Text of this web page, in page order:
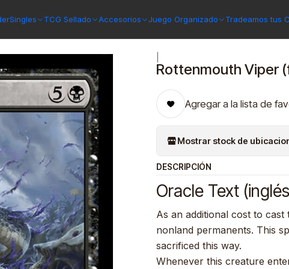
Singles TCG Sellado Accesorios Juego Organizado Tradeamos tus
Viper (foil) | Español | NM | BLB
Rottenmouth Viper
Agregar a la lista de
Mostrar stock de
DESCRIPCIÓN
Oracle Text
As an additional cost to
nonland permanents. This
sacrificed this way.
Whenever this creature